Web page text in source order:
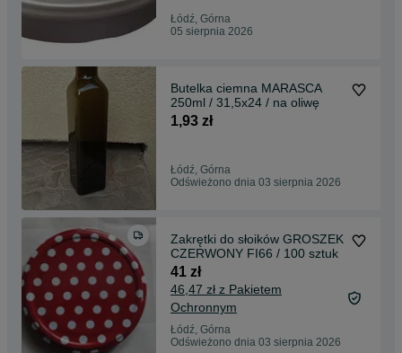
Łódź, Górna
05 sierpnia 2026
Butelka ciemna MARASCA
250ml / 31,5x24 / na oliwę
1,93 zł
Łódź, Górna
Odświeżono dnia 03 sierpnia 2026
Zakrętki do słoików GROSZEK
CZERWONY FI66 / 100 sztuk
41 zł
46,47 zł z Pakietem
Ochronnym
Łódź, Górna
Odświeżono dnia 03 sierpnia 2026